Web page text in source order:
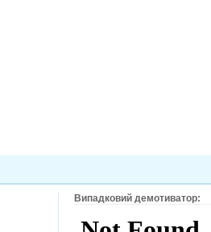
Випадковий демотиватор: